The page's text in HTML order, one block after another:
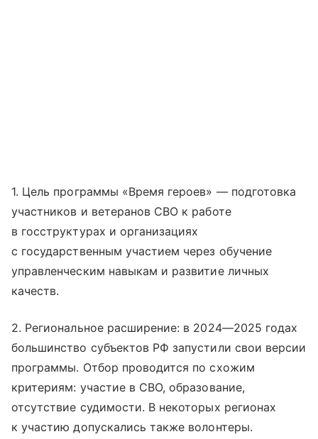
1. Цель программы «Время героев» — подготовка
участников и ветеранов СВО к работе
в госструктурах и организациях
с государственным участием через обучение
управленческим навыкам и развитие личных
качеств.
2. Региональное расширение: в 2024—2025 годах
большинство субъектов РФ запустили свои версии
программы. Отбор проводится по схожим
критериям: участие в СВО, образование,
отсутствие судимости. В некоторых регионах
к участию допускались также волонтеры.